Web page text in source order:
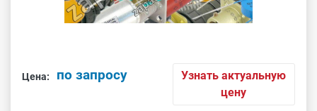
Цена: по запросу
Узнать актуальную
цену